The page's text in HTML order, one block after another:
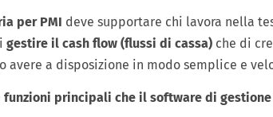
per PMI deve supportare chi lavora nella
gestire il cash flow (flussi di cassa) che di
a disposizione in modo semplice e
funzioni principali che il software di